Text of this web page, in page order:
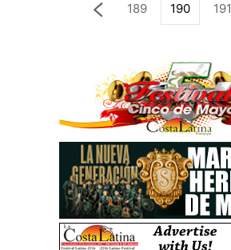
189 190 191